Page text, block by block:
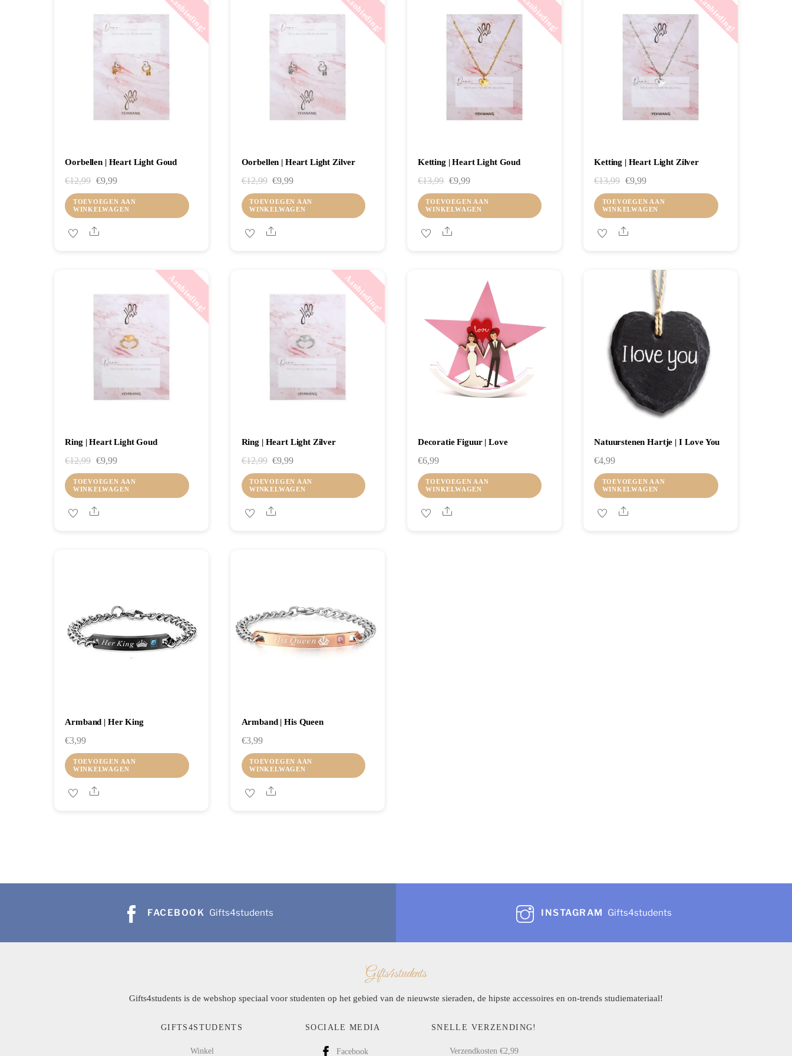
Aanbieding!
Oorbellen | Heart Light Goud
€12,99 Oorspronkelijke
prijs
was:
€12,99.
€9,99Huidige
prijs
is:
TOEVOEGEN AAN
WINKELWAGEN
Share
Aanbieding!
Oorbellen | Heart Light Zilver
€12,99 Oorspronkelijke
prijs
was:
€12,99.
€9,99Huidige
prijs
is:
TOEVOEGEN AAN
WINKELWAGEN
Share
Aanbieding!
Ketting | Heart Light Goud
€13,99 Oorspronkelijke
prijs
was:
€13,99.
€9,99Huidige
prijs
is:
TOEVOEGEN AAN
WINKELWAGEN
Share
Aanbieding!
Ketting | Heart Light Zilver
€13,99 Oorspronkelijke
prijs
was:
€13,99.
€9,99Huidige
prijs
is:
TOEVOEGEN AAN
WINKELWAGEN
Share
Aanbieding!
Ring | Heart Light Goud
€12,99 Oorspronkelijke
prijs
was:
€12,99.
€9,99Huidige
prijs
is:
TOEVOEGEN AAN
WINKELWAGEN
Share
Aanbieding!
Ring | Heart Light Zilver
€12,99 Oorspronkelijke
prijs
was:
€12,99.
€9,99Huidige
prijs
is:
TOEVOEGEN AAN
WINKELWAGEN
Share
Decoratie Figuur | Love
€6,99
TOEVOEGEN AAN
WINKELWAGEN
Share
Natuurstenen Hartje | I Love You
€4,99
TOEVOEGEN AAN
WINKELWAGEN
Share
Armband | Her King
€3,99
TOEVOEGEN AAN
WINKELWAGEN
Share
Armband | His Queen
€3,99
TOEVOEGEN AAN
WINKELWAGEN
Share
FACEBOOK Gifts4students INSTAGRAM Gifts4students
Gifts4students
Gifts4students is de webshop speciaal voor studenten op het gebied van de nieuwste sieraden, de hipste accessoires en on-trends studiemateriaal!
GIFTS4STUDENTS
Winkel
SOCIALE MEDIA
Facebook
SNELLE VERZENDING!
Verzendkosten €2,99